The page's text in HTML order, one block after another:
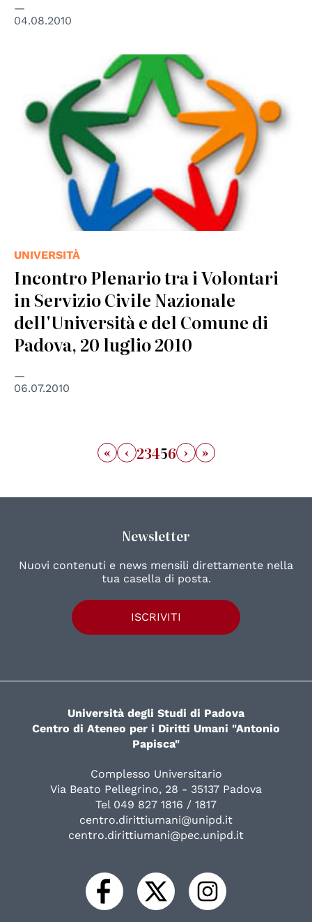
04.08.2010
UNIVERSITÀ
Incontro Plenario tra i Volontari
in Servizio Civile Nazionale
dell'Università e del Comune di
Padova, 20 luglio 2010
06.07.2010
« ‹ 23456 › »
Newsletter
Nuovi contenuti e news mensili direttamente nella
tua casella di posta.
ISCRIVITI
Università degli Studi di Padova
Centro di Ateneo per i Diritti Umani "Antonio
Papisca"
Complesso Universitario
Via Beato Pellegrino, 28 - 35137 Padova
Tel 049 827 1816 / 1817
centro.dirittiumani@unipd.it
centro.dirittiumani@pec.unipd.it